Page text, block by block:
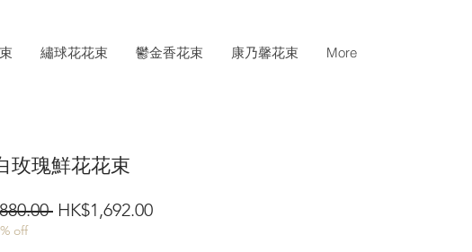
繡球花花束 鬱金香花束 康乃馨花束 More
玫瑰鮮花花束
一HK$1,692.00促
off